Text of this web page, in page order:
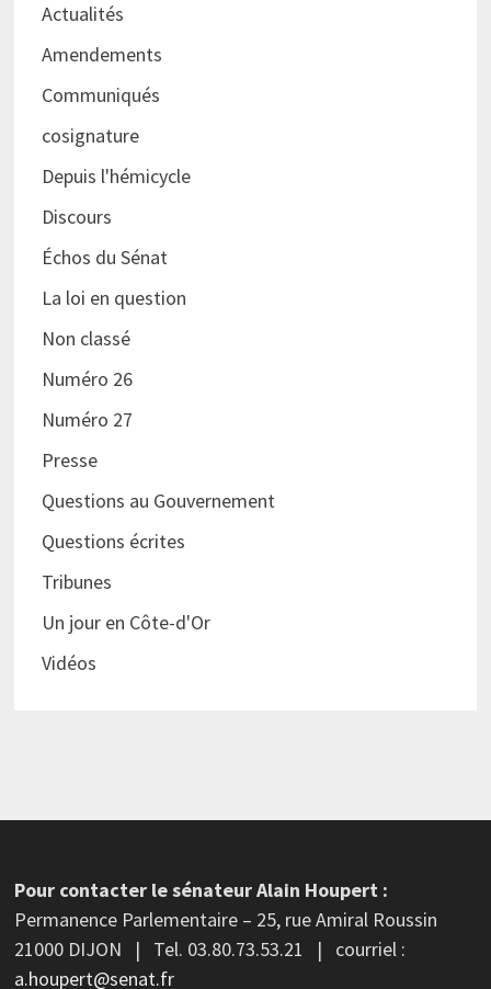
Actualités
Amendements
Communiqués
cosignature
Depuis l'hémicycle
Discours
Échos du Sénat
La loi en question
Non classé
Numéro 26
Numéro 27
Presse
Questions au Gouvernement
Questions écrites
Tribunes
Un jour en Côte-d'Or
Vidéos
Pour contacter le sénateur Alain Houpert :
Permanence Parlementaire – 25, rue Amiral Roussin
21000 DIJON | Tel. 03.80.73.53.21 | courriel :
a.houpert@senat.fr